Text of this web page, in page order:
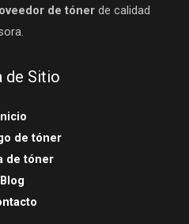
de tóner de calidad
de Sitio
de tóner
de tóner
Blog